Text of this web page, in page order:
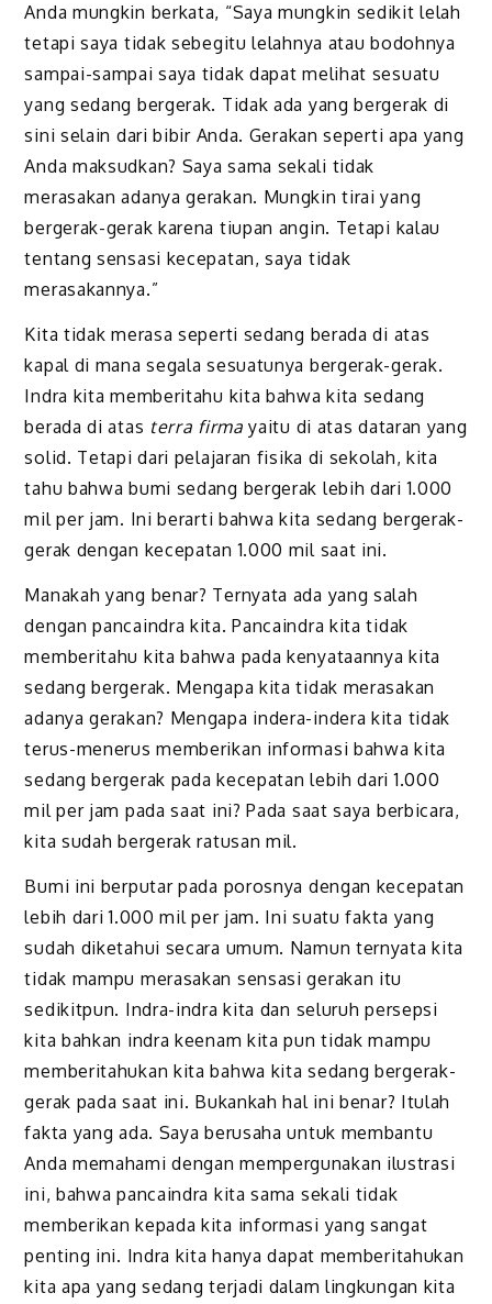
Anda mungkin berkata, “Saya mungkin sedikit lelah
tetapi saya tidak sebegitu lelahnya atau bodohnya
sampai-sampai saya tidak dapat melihat sesuatu
yang sedang bergerak. Tidak ada yang bergerak di
sini selain dari bibir Anda. Gerakan seperti apa yang
Anda maksudkan? Saya sama sekali tidak
merasakan adanya gerakan. Mungkin tirai yang
bergerak-gerak karena tiupan angin. Tetapi kalau
tentang sensasi kecepatan, saya tidak
merasakannya.”
Kita tidak merasa seperti sedang berada di atas
kapal di mana segala sesuatunya bergerak-gerak.
Indra kita memberitahu kita bahwa kita sedang
berada di atas terra firma yaitu di atas dataran yang
solid. Tetapi dari pelajaran fisika di sekolah, kita
tahu bahwa bumi sedang bergerak lebih dari 1.000
mil per jam. Ini berarti bahwa kita sedang bergerak-
gerak dengan kecepatan 1.000 mil saat ini.
Manakah yang benar? Ternyata ada yang salah
dengan pancaindra kita. Pancaindra kita tidak
memberitahu kita bahwa pada kenyataannya kita
sedang bergerak. Mengapa kita tidak merasakan
adanya gerakan? Mengapa indera-indera kita tidak
terus-menerus memberikan informasi bahwa kita
sedang bergerak pada kecepatan lebih dari 1.000
mil per jam pada saat ini? Pada saat saya berbicara,
kita sudah bergerak ratusan mil.
Bumi ini berputar pada porosnya dengan kecepatan
lebih dari 1.000 mil per jam. Ini suatu fakta yang
sudah diketahui secara umum. Namun ternyata kita
tidak mampu merasakan sensasi gerakan itu
sedikitpun. Indra-indra kita dan seluruh persepsi
kita bahkan indra keenam kita pun tidak mampu
memberitahukan kita bahwa kita sedang bergerak-
gerak pada saat ini. Bukankah hal ini benar? Itulah
fakta yang ada. Saya berusaha untuk membantu
Anda memahami dengan mempergunakan ilustrasi
ini, bahwa pancaindra kita sama sekali tidak
memberikan kepada kita informasi yang sangat
penting ini. Indra kita hanya dapat memberitahukan
kita apa yang sedang terjadi dalam lingkungan kita